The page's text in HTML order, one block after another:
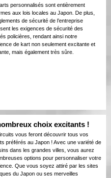
personnalisés sont entièrement
aux lois locales au Japon. De plus,
de sécurité de l’entreprise
les exigences de sécurité des
policières, rendant ainsi notre
de kart non seulement excitante et
mais également très sûre.
choix excitants !
vous feront découvrir tous vos
préférés au Japon ! Avec une variété de
dans les grandes villes, vous aurez
options pour personnaliser votre
Que vous soyez attiré par les sites
du Japon ou ses merveilles